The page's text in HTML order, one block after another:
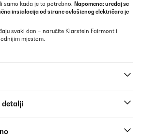
samo kada je to potrebno. Napomena: uređaj se
instalacija od strane ovlaštenog električara je
svaki dan – naručite Klarstein Fairmont i
mjestom.
detalji